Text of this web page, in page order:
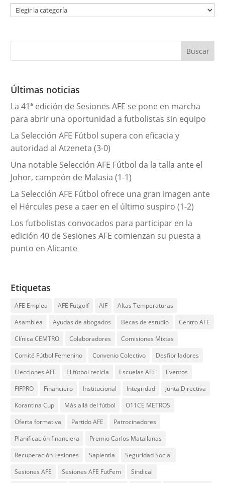
g
r
a
s
Últimas noticias
La 41ª edición de Sesiones AFE se pone en marcha
para abrir una oportunidad a futbolistas sin equipo
La Selección AFE Fútbol supera con eficacia y
autoridad al Atzeneta (3-0)
Una notable Selección AFE Fútbol da la talla ante el
Johor, campeón de Malasia (1-1)
La Selección AFE Fútbol ofrece una gran imagen ante
el Hércules pese a caer en el último suspiro (1-2)
Los futbolistas convocados para participar en la
edición 40 de Sesiones AFE comienzan su puesta a
punto en Alicante
Etiquetas
AFE Emplea AFE Futgolf AIF
Altas Temperaturas
Asamblea
Ayudas de abogados Becas de estudio
Centro AFE
Clínica CEMTRO
Colaboradores
Comisiones Mixtas
Comité Fútbol Femenino
Convenio Colectivo
Desfibriladores
Elecciones AFE
El fútbol recicla Escuelas AFE
Eventos
FIFPRO
Financiero Institucional Integridad
Junta Directiva
Korantina Cup
Más allá del fútbol
O11CE METROS
Oferta formativa
Partido AFE
Patrocinadores
Planificación financiera
Premio Carlos Matallanas
Recuperación Lesiones
Sapientia
Seguridad Social
Sesiones AFE
Sesiones AFE FutFem
Sindical